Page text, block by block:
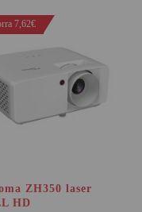
7,62€
ZH350 laser
HD